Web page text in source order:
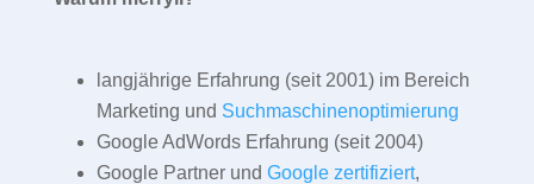
langjährige Erfahrung (seit 2001) im Bereich
Marketing und Suchmaschinenoptimierung
Google AdWords Erfahrung (seit 2004)
Google Partner und Google zertifiziert,